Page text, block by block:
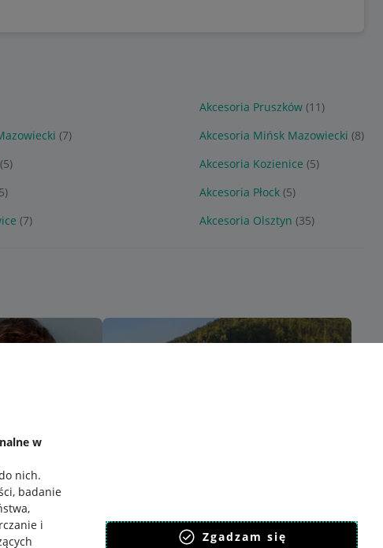
w
nich.
badanie
i
Zgadzam się
Akcesoria Pruszków (11)
(7) Akcesoria Mińsk Mazowiecki (8)
(5) Akcesoria Kozienice (5)
Akcesoria Płock (5)
(7) Akcesoria Olsztyn (35)